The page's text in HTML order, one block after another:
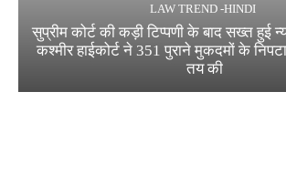
LAW TREND -HINDI
सुप्रीम कोर्ट की कड़ी टिप्पणी के बाद सख्त हुई
कश्मीर हाईकोर्ट ने 351 पुराने मुकदमों के
तय की